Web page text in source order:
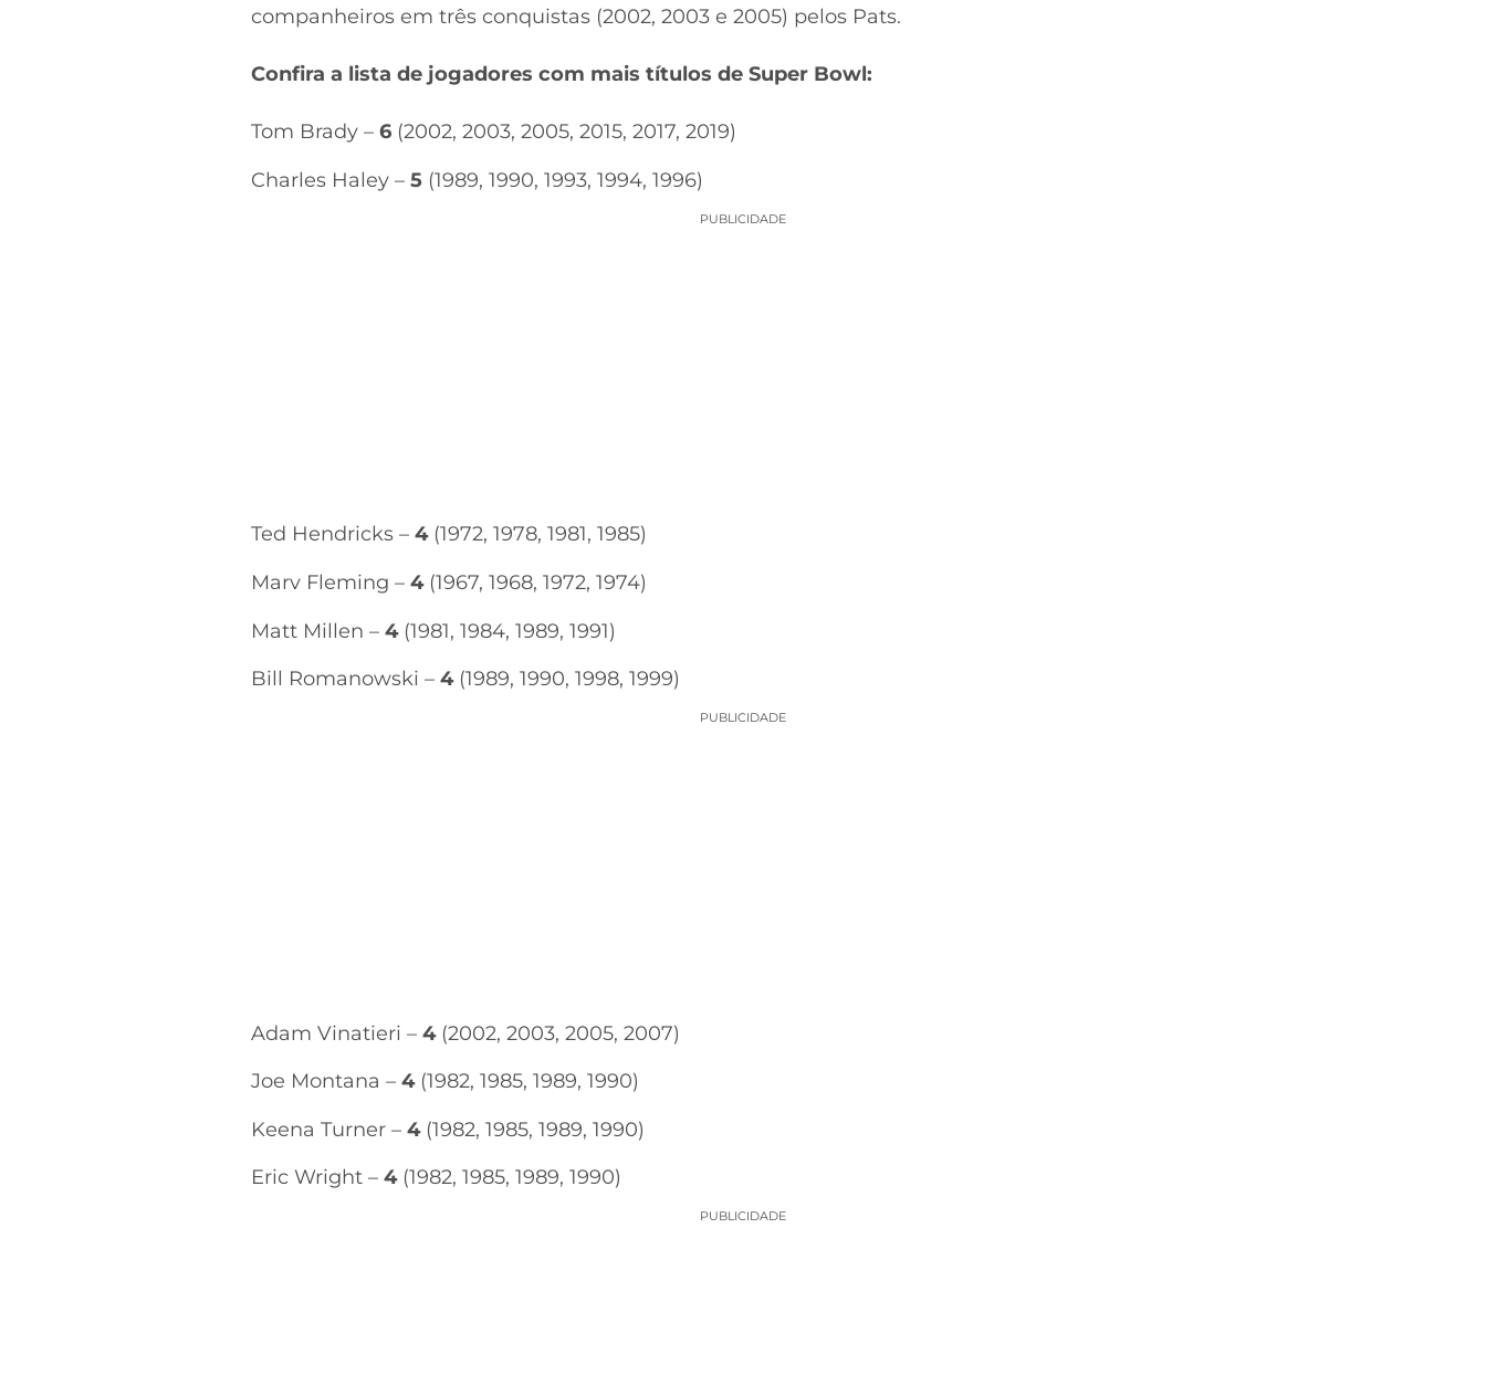
companheiros em três conquistas (2002, 2003 e 2005) pelos Pats.
Confira a lista de jogadores com mais títulos de Super Bowl:
Tom Brady – 6 (2002, 2003, 2005, 2015, 2017, 2019)
Charles Haley – 5 (1989, 1990, 1993, 1994, 1996)
PUBLICIDADE
Ted Hendricks – 4(1972, 1978, 1981, 1985)
Marv Fleming – 4(1967, 1968, 1972, 1974)
Matt Millen – 4(1981, 1984, 1989, 1991)
Bill Romanowski – 4(1989, 1990, 1998, 1999)
PUBLICIDADE
Adam Vinatieri – 4(2002, 2003, 2005, 2007)
Joe Montana – 4(1982, 1985, 1989, 1990)
Keena Turner – 4(1982, 1985, 1989, 1990)
Eric Wright – 4(1982, 1985, 1989, 1990)
PUBLICIDADE